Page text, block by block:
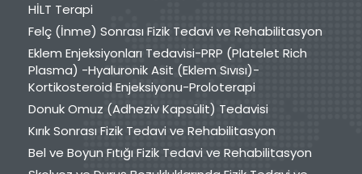
HİLT Terapi
Felç (İnme) Sonrası Fizik Tedavi ve Rehabilitasyon
Eklem Enjeksiyonları Tedavisi-PRP (Platelet Rich
Plasma) -Hyaluronik Asit (Eklem Sıvısı)-
Kortikosteroid Enjeksiyonu-Proloterapi
Donuk Omuz (Adheziv Kapsülit) Tedavisi
Kırık Sonrası Fizik Tedavi ve Rehabilitasyon
Bel ve Boyun Fıtığı Fizik Tedavi ve Rehabilitasyon